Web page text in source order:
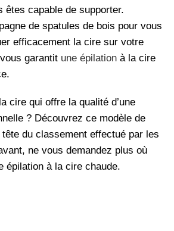
êtes capable de supporter.
de spatules de bois pour vous
efficacement la cire sur votre
garantit une épilation à la cire
cire qui offre la qualité d’une
? Découvrez ce modèle de
du classement effectué par les
ne vous demandez plus où
épilation à la cire chaude.